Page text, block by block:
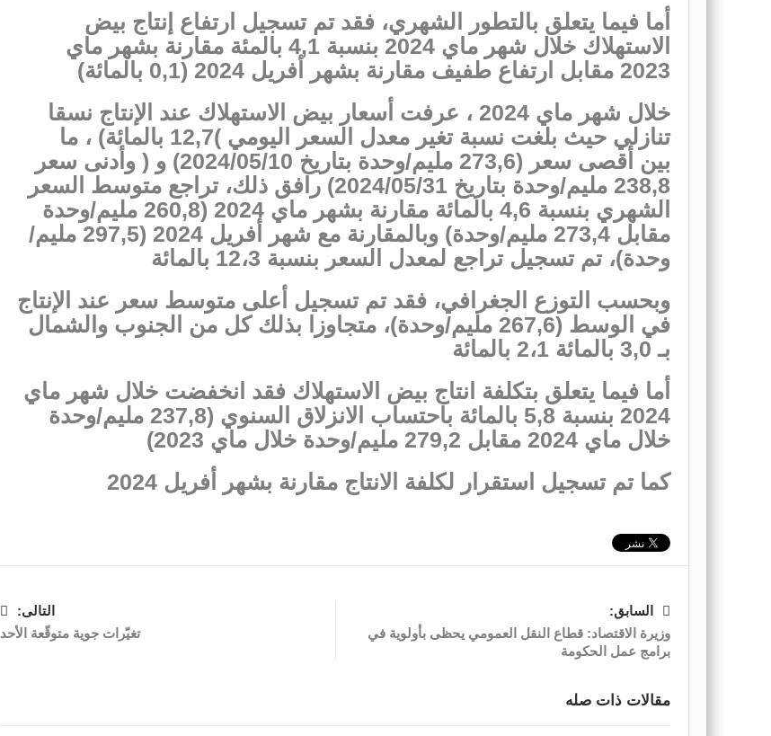
أما فيما يتعلق بالتطور الشهري، فقد تم تسجيل ارتفاع إنتاج بيض
الاستهلاك خلال شهر ماي 2024 بنسبة 4,1 بالمئة مقارنة بشهر ماي
2023 مقابل ارتفاع طفيف مقارنة بشهر أفريل 2024 (0,1 بالمائة)
خلال شهر ماي 2024 ، عرفت أسعار بيض الاستهلاك عند الإنتاج نسقا
تنازلي حيث بلغت نسبة تغير معدل السعر اليومي )12,7 بالمائة) ، ما
بين أقصى سعر (273,6 مليم/وحدة بتاريخ 2024/05/10) و ( وأدنى سعر
238,8 مليم/وحدة بتاريخ 2024/05/31) رافق ذلك، تراجع متوسط السعر
الشهري بنسبة 4,6 بالمائة مقارنة بشهر ماي 2024 (260,8 مليم/وحدة
مقابل 273,4 مليم/وحدة) وبالمقارنة مع شهر أفريل 2024 (297,5 مليم/
وحدة)، تم تسجيل تراجع لمعدل السعر بنسبة 12،3 بالمائة
وبحسب التوزع الجغرافي، فقد تم تسجيل أعلى متوسط سعر عند الإنتاج
في الوسط (267,6 مليم/وحدة)، متجاوزا بذلك كل من الجنوب والشمال
بـ 3,0 بالمائة 2،1 بالمائة
أما فيما يتعلق بتكلفة انتاج بيض الاستهلاك فقد انخفضت خلال شهر ماي
2024 بنسبة 5,8 بالمائة باحتساب الانزلاق السنوي (237,8 مليم/وحدة
خلال ماي 2024 مقابل 279,2 مليم/وحدة خلال ماي 2023)
كما تم تسجيل استقرار لكلفة الانتاج مقارنة بشهر أفريل 2024
السابق:
وزيرة الاقتصاد: قطاع النقل العمومي يحظى بأولوية في
برامج عمل الحكومة
التالى:
تغيّرات جوية متوقّعة الأحد
مقالات ذات صله